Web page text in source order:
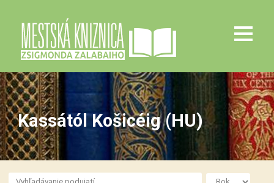
Kassától Košicéig (HU)